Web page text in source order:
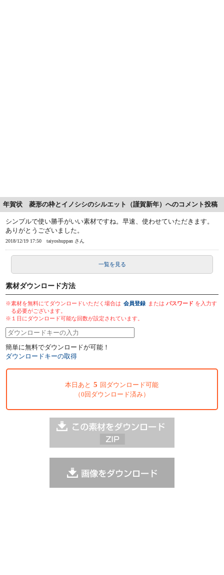
年賀状 菱形の枠とイノシシのシルエット（謹賀新年）へのコメント投稿
シンプルで使い勝手がいい素材ですね。早速、使わせていただきます。
ありがとうございました。
2018/12/19 17:50 taiyoshuppan さん
一覧を見る
素材ダウンロード方法
※素材を無料にてダウンロードいただく場合は 会員登録 またはパスワード を入力す
る必要がございます。
※１日にダウンロード可能な回数が設定されています。
簡単に無料でダウンロードが可能！
ダウンロードキーの取得
本日あと 5 回ダウンロード可能
（0回ダウンロード済み）